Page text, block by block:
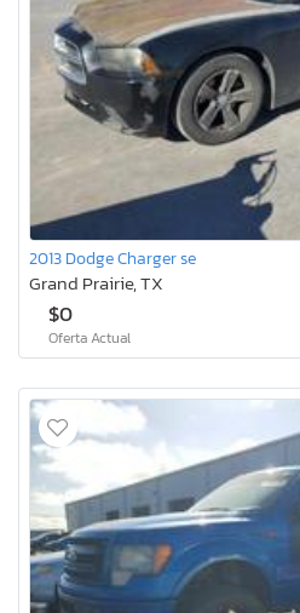
2013 Dodge Charger se
Grand Prairie, TX
$0
Oferta Actual